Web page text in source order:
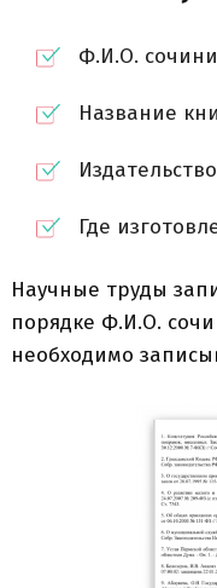
Ф.И.О.
Название
Издательство
Где
Научные труды
порядке Ф.И.О.
необходимо